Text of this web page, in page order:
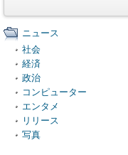
ニュース
社会
経済
政治
コンピューター
エンタメ
リリース
写真